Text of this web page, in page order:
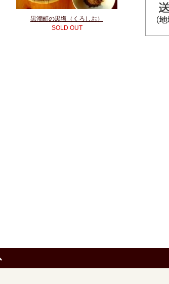
黒潮町の黒塩（くろしお）
SOLD OUT